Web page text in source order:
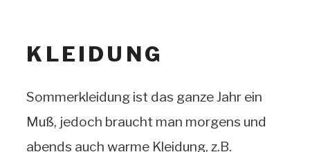
KLEIDUNG
Sommerkleidung ist das ganze Jahr ein
Muß, jedoch braucht man morgens und
abends auch warme Kleidung, z.B.